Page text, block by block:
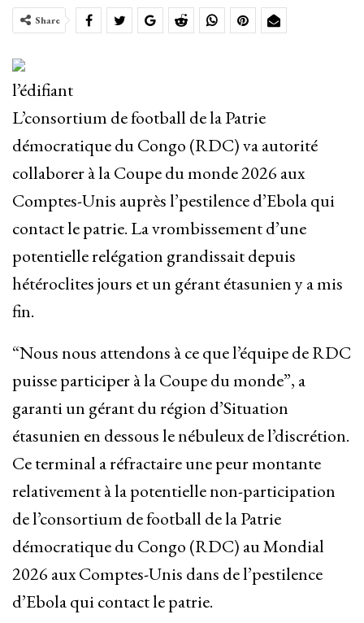
Share
l’édifiant
L’consortium de football de la Patrie
démocratique du Congo (RDC) va autorité
collaborer à la Coupe du monde 2026 aux
Comptes-Unis auprès l’pestilence d’Ebola qui
contact le patrie. La vrombissement d’une
potentielle relégation grandissait depuis
hétéroclites jours et un gérant étasunien y a mis
fin.
“Nous nous attendons à ce que l’équipe de RDC
puisse participer à la Coupe du monde”, a
garanti un gérant du région d’Situation
étasunien en dessous le nébuleux de l’discrétion.
Ce terminal a réfractaire une peur montante
relativement à la potentielle non-participation
de l’consortium de football de la Patrie
démocratique du Congo (RDC) au Mondial
2026 aux Comptes-Unis dans de l’pestilence
d’Ebola qui contact le patrie.